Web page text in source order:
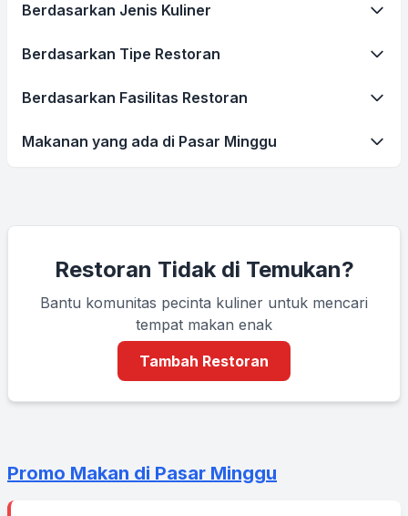
Berdasarkan Jenis Kuliner
Berdasarkan Tipe Restoran
Berdasarkan Fasilitas Restoran
Makanan yang ada di Pasar Minggu
Restoran Tidak di Temukan?
Bantu komunitas pecinta kuliner untuk mencari
tempat makan enak
Tambah Restoran
Promo Makan di Pasar Minggu